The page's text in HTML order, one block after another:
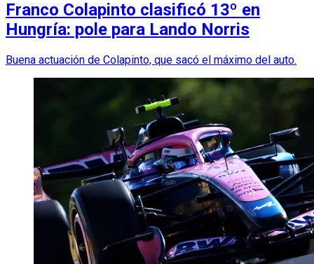
Franco Colapinto clasificó 13º en
Hungría: pole para Lando Norris
Buena actuación de Colapinto, que sacó el máximo del auto.